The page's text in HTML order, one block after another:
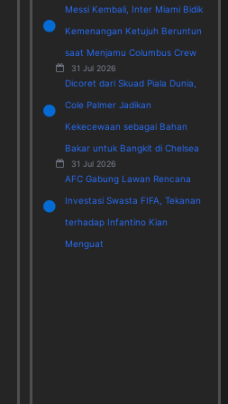
Messi Kembali, Inter Miami Bidik
Kemenangan Ketujuh Beruntun
saat Menjamu Columbus Crew
31 Jul 2026
Dicoret dari Skuad Piala Dunia,
Cole Palmer Jadikan
Kekecewaan sebagai Bahan
Bakar untuk Bangkit di Chelsea
31 Jul 2026
AFC Gabung Lawan Rencana
Investasi Swasta FIFA, Tekanan
terhadap Infantino Kian
Menguat